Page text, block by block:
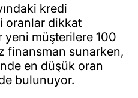
kredi
oranlar dikkat
yeni müşterilere 100
finansman sunarken,
en düşük oran
bulunuyor.